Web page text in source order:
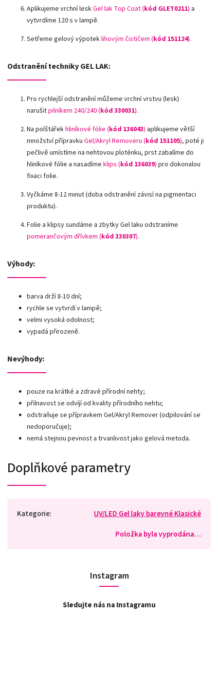
Aplikujeme vrchní leskGel lak Top Coat (kód GLET0211) a
vytvrdíme 120 s v lampě.
Setřeme gelový výpoteklihovým čističem (kód 151124).
Odstranění techniky GEL LAK:
Pro rychlejší odstranění můžeme vrchní vrstvu (lesk)
narušitpilníkem 240/240 (kód 330031).
Na polštářekhliníkové fólie (kód 136043) aplikujeme větší
množství přípravku Gel/Akryl Removeru (kód 151105), poté ji
pečlivě umístíme na nehtovou ploténku, prst zabalíme do
hliníkové fólie a nasadíme klips (kód 136039) pro dokonalou
fixaci folie.
Vyčkáme 8-12 minut (doba odstranění závisí na pigmentaci
produktu).
Folie a klipsy sundáme a zbytky Gel laku odstraníme
pomerančovým dřívkem (kód 330307).
Výhody:
barva drží 8-10 dní;
rychle se vytvrdí v lampě;
velmi vysoká odolnost;
vypadá přirozeně.
Nevýhody:
pouze na krátké a zdravé přírodní nehty;
přilnavost se odvíjí od kvality přírodního nehtu;
odstraňuje se přípravkem Gel/Akryl Remover (odpilování se
nedoporučuje);
nemá stejnou pevnost a trvanlivost jako gelová metoda.
Doplňkové parametry
Kategorie:
UV/LED Gel laky barevné Klasické
Položka byla vyprodána…
Instagram
Sledujte nás na Instagramu